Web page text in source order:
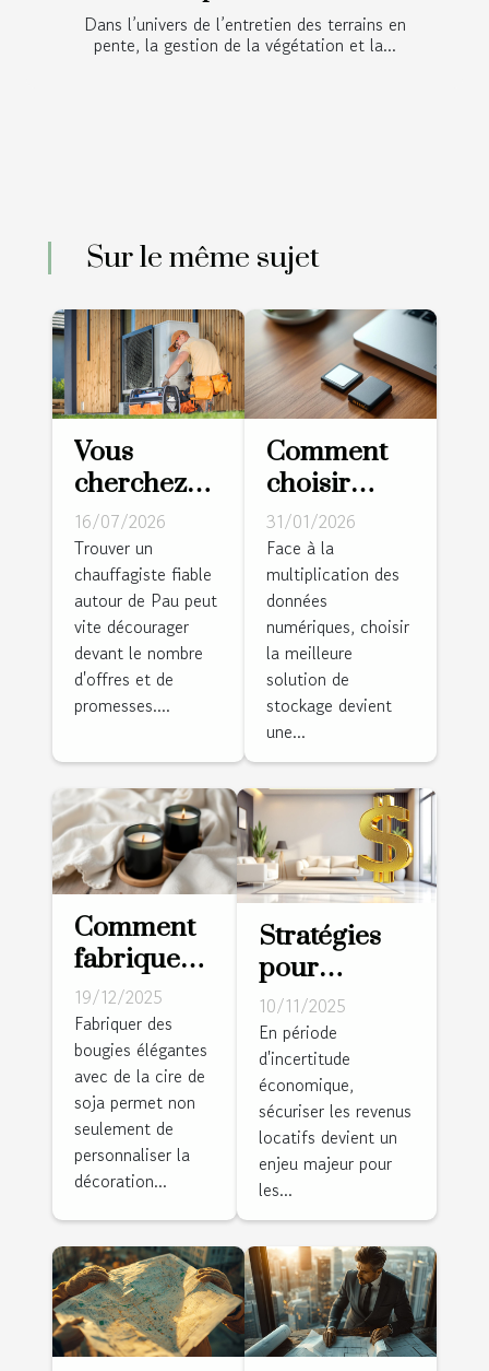
Dans l’univers de l’entretien des terrains en
pente, la gestion de la végétation et la...
Sur le même sujet
Vous
cherchez
un
chauffagiste
à Pau ?
Cette
équipe
locale
installe
pompe à
chaleur sur
mesure !
16/07/2026
Trouver un
chauffagiste fiable
autour de Pau peut
vite décourager
devant le nombre
d'offres et de
promesses....
Comment
choisir
entre carte
mémoire
SD et
disque dur
pour
sécuriser
vos
données ?
31/01/2026
Face à la
multiplication des
données
numériques, choisir
la meilleure
solution de
stockage devient
une...
Comment
fabriquer
des
bougies
élégantes
avec de la
cire de soja
?
19/12/2025
Fabriquer des
bougies élégantes
avec de la cire de
soja permet non
seulement de
personnaliser la
décoration...
Stratégies
pour
sécuriser les
revenus
locatifs en
période
d'incertitude
économique
10/11/2025
En période
d'incertitude
économique,
sécuriser les revenus
locatifs devient un
enjeu majeur pour
les...